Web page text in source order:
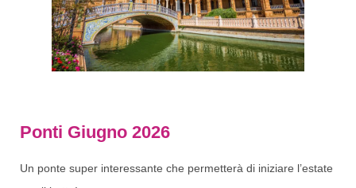
Ponti Giugno 2026
Un ponte super interessante che permetterà di iniziare l’estate